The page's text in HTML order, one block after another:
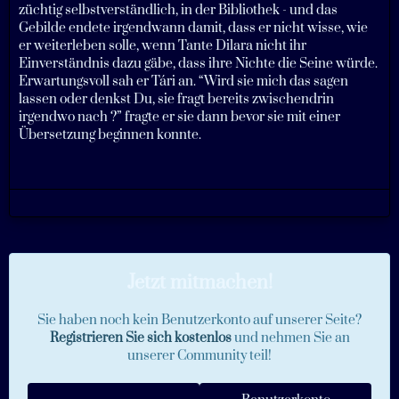
züchtig selbstverständlich, in der Bibliothek - und das
Gebilde endete irgendwann damit, dass er nicht wisse, wie
er weiterleben solle, wenn Tante Dilara nicht ihr
Einverständnis dazu gäbe, dass ihre Nichte die Seine würde.
Erwartungsvoll sah er Tári an. “Wird sie mich das sagen
lassen oder denkst Du, sie fragt bereits zwischendrin
irgendwo nach ?” fragte er sie dann bevor sie mit einer
Übersetzung beginnen konnte.
Sie haben noch kein Benutzerkonto auf unserer Seite?
Registrieren Sie sich kostenlosund nehmen Sie an
unserer Community teil!